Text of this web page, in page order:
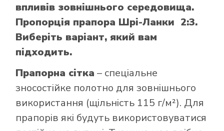
впливів зовнішнього середовища.
Пропорція прапора Шрі-Ланки 2:3.
Виберіть варіант, який вам
підходить.
Прапорна сітка – спеціальне
зносостійке полотно для зовнішнього
використання (щільність 115 г/м²). Для
прапорів які будуть використовуватися